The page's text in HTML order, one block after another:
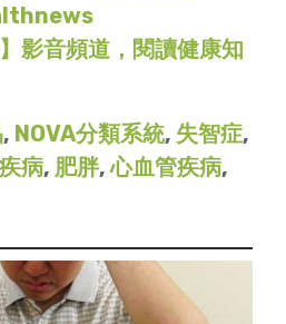
影音頻道，閱讀健康知
, NOVA分類系統, 失智症,
病, 肥胖,心血管疾病,